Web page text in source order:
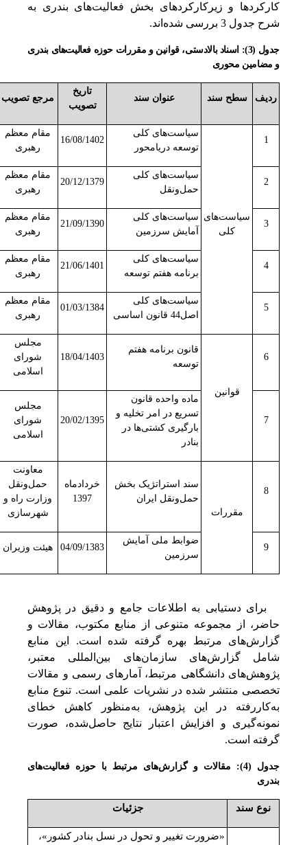
کارکردها و زیرکارکردهای بخش فعالیت‌های بندری به
شرح جدول 3 بررسی شده‌اند.
جدول (3): اسناد بالادستی، قوانین و مقررات حوزه فعالیت‌های بندری
و مضامین محوری
ردیف سطح سند عنوان سند
تاریخ
تصویب
مرجع تصویب
1
سیاست‌های
کلی
سیاست‌های کلی
توسعه دریامحور
16/08/1402
مقام معظم
رهبری
2
سیاست‌های کلی‌
حمل‌‌ونقل‌
20/12/1379
مقام معظم
رهبری
3
سیاست‌های کلی‌
آمایش‌ سرزمین‌
21/09/1390
مقام معظم
رهبری
4
سیاست‌های کلی‌
برنامه‌ هفتم‌ توسعه‌
21/06/1401
مقام معظم
رهبری
5
سیاست‌های کلی
اصل44 قانون اساسی
01/03/1384
مقام معظم
رهبری
6
قوانین
قانون برنامه‌ هفتم
توسعه‌
18/04/1403
مجلس
شورای
اسلامی
7
ماده واحده قانون
تسریع در امر تخلیه و
بارگیری کشتی‌ها در
بنادر
20/02/1395
مجلس
شورای
اسلامی
8
مقررات
سند استراتژیک بخش
حمل‌ونقل ایران
خردادماه
1397
معاونت
حمل‌ونقل
وزارت راه و
شهرسازی
9
ضوابط ملی آمایش
سرزمین
04/09/1383 هیئت وزیران
برای دستیابی به اطلاعات جامع و دقیق در پژوهش
حاضر، از مجموعه متنوعی از منابع مکتوب، مقالات و
گزارش‌های مرتبط بهره گرفته شده است. این منابع
شامل گزارش‌های سازمان‌های بین‌المللی معتبر،
پژوهش‌های دانشگاهی مرتبط، آمارهای رسمی و مقالات
تخصصی منتشر شده در نشریات علمی است. تنوع منابع
به‌کاررفته در این پژوهش، به‌منظور کاهش خطای
نمونه‌گیری و افزایش اعتبار نتایج حاصل‌شده، صورت
گرفته است.
جدول (4): مقالات و گزارش‌های مرتبط با حوزه فعالیت‌های
بندری
نوع سند جزئیات
«ضرورت تغییر و تحول در نسل بنادر کشور»،